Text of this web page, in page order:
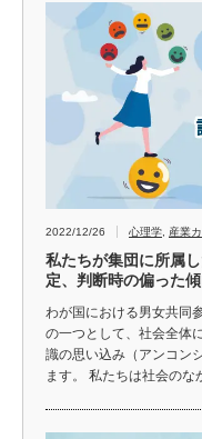
2022/12/26 心理学, 産業
私たちが集団に所属
定、判断時の偏った
わが国における男女共同
の一つとして、社会全体
識の思い込み（アンコン
ます。 私たちは社会の